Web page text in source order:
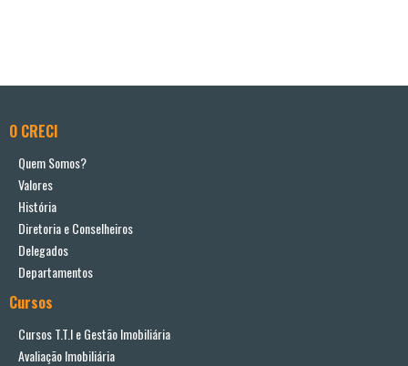
O CRECI
Quem Somos?
Valores
História
Diretoria e Conselheiros
Delegados
Departamentos
Cursos
Cursos T.T.I e Gestão Imobiliária
Avaliação Imobiliária